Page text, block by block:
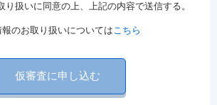
り扱いに同意の上、上記の内容で送信する。
のお取り扱いについてはこちら
仮審査に申し込む